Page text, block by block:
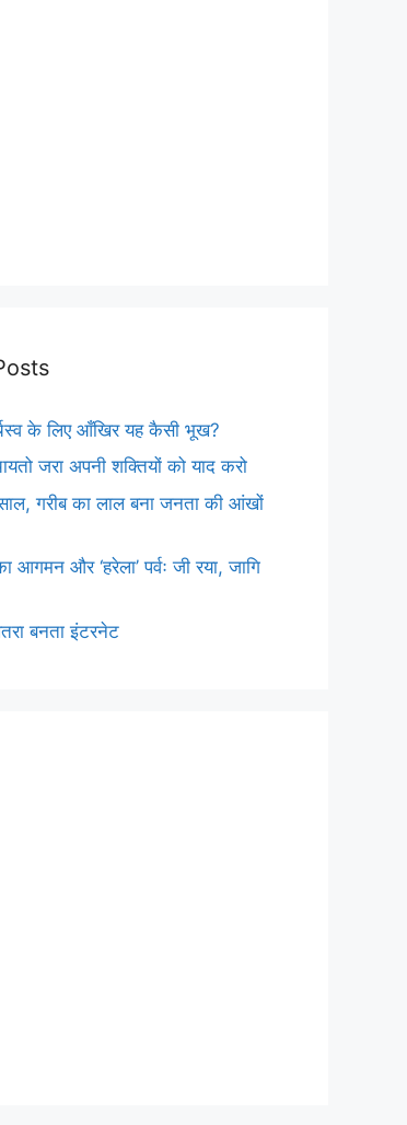
के लिए आँखिर यह कैसी भूख?
जरा अपनी शक्तियों को याद करो
गरीब का लाल बना जनता की आंखों
आगमन और ‘हरेला’ पर्वः जी रया, जागि
बनता इंटरनेट